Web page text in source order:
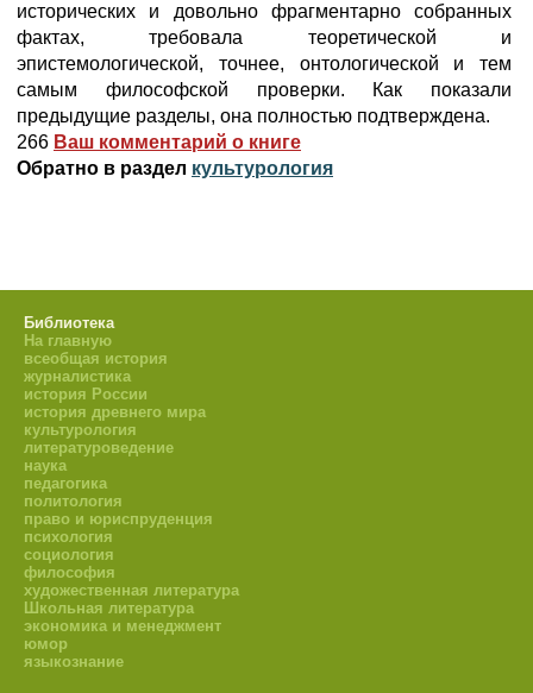
исторических и довольно фрагментарно собранных
фактах, требовала теоретической и
эпистемологической, точнее, онтологической и тем
самым философской проверки. Как показали
предыдущие разделы, она полностью подтверждена.
266 Ваш комментарий о книге
Обратно в раздел культурология
Библиотека
На главную
всеобщая история
журналистика
история России
история древнего мира
культурология
литературоведение
наука
педагогика
политология
право и юриспруденция
психология
социология
философия
художественная литература
Школьная литература
экономика и менеджмент
юмор
языкознание